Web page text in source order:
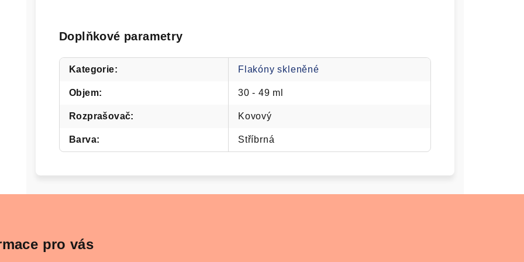
Doplňkové parametry
Kategorie: Flakóny skleněné
Objem: 30 - 49 ml
Rozprašovač: Kovový
Barva: Stříbrná
pro vás